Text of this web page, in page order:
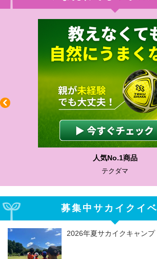
募集中サカイクイ
2026年夏サカイクキャンプ